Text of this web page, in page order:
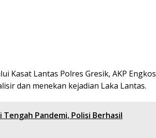
Kasat Lantas Polres Gresik, AKP Engkos
dan menekan kejadian Laka Lantas.
Tengah Pandemi, Polisi Berhasil